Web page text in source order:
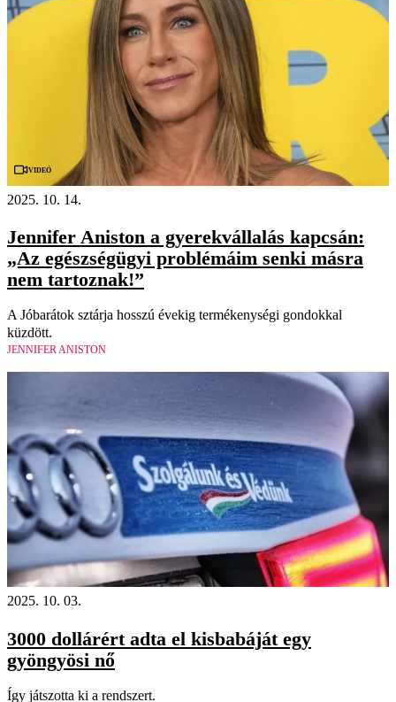
Videó
2025. 10. 14.
Jennifer Aniston a gyerekvállalás kapcsán:
„Az egészségügyi problémáim senki másra
nem tartoznak!”
A Jóbarátok sztárja hosszú évekig termékenységi gondokkal
küzdött.
JENNIFER ANISTON
2025. 10. 03.
3000 dollárért adta el kisbabáját egy
gyöngyösi nő
Így játszotta ki a rendszert.